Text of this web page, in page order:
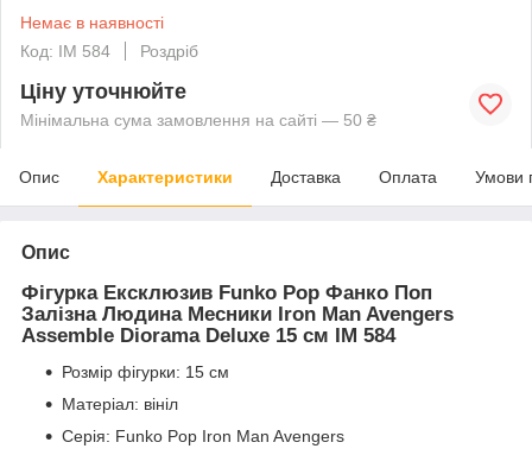
Немає в наявності
Код: IM 584
Роздріб
Ціну уточнюйте
Мінімальна сума замовлення на сайті — 50 ₴
Опис Характеристики Доставка Оплата Умови
Опис
Фігурка Ексклюзив Funko Pop Фанко Поп
Залізна Людина Месники Iron Man Avengers
Assemble Diorama Deluxe 15 см IM 584
Розмір фігурки: 15 см
Матеріал: вініл
Серія: Funko Pop Iron Man Avengers